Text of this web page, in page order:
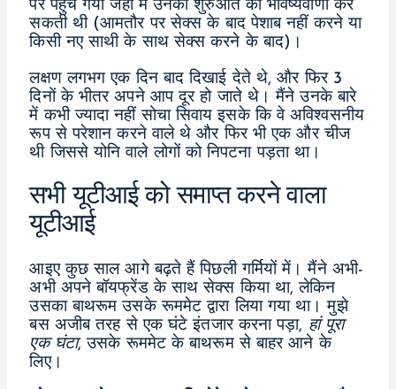
पर पहुंच गया जहां मैं उनकी शुरुआत की भविष्यवाणी कर
सकती थी (आमतौर पर सेक्स के बाद पेशाब नहीं करने या
किसी नए साथी के साथ सेक्स करने के बाद)।
लक्षण लगभग एक दिन बाद दिखाई देते थे, और फिर 3
दिनों के भीतर अपने आप दूर हो जाते थे। मैंने उनके बारे
में कभी ज्यादा नहीं सोचा सिवाय इसके कि वे अविश्वसनीय
रूप से परेशान करने वाले थे और फिर भी एक और चीज
थी जिससे योनि वाले लोगों को निपटना पड़ता था।
सभी यूटीआई को समाप्त करने वाला
यूटीआई
आइए कुछ साल आगे बढ़ते हैं पिछली गर्मियों में। मैंने अभी-
अभी अपने बॉयफ्रेंड के साथ सेक्स किया था, लेकिन
उसका बाथरूम उसके रूममेट द्वारा लिया गया था। मुझे
बस अजीब तरह से एक घंटे इंतजार करना पड़ा, हां पूरा
एक घंटा, उसके रूममेट के बाथरूम से बाहर आने के
लिए।